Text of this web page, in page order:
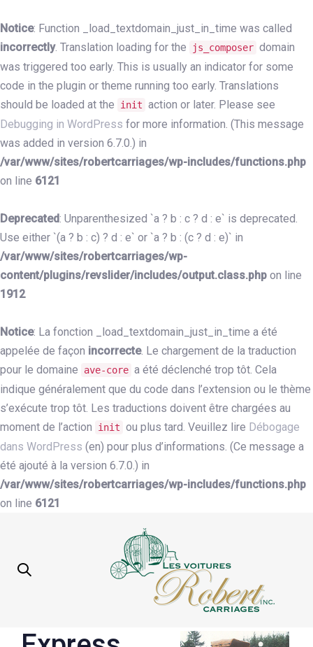
Notice: Function _load_textdomain_just_in_time was called
incorrectly. Translation loading for the js_composer domain
was triggered too early. This is usually an indicator for some
code in the plugin or theme running too early. Translations
should be loaded at the
init action or later. Please see
Debugging in WordPress for more information. (This message
was added in version 6.7.0.) in
/var/www/sites/robertcarriages/wp-includes/functions.php
on line 6121
Deprecated: Unparenthesized `a ? b : c ? d : e` is deprecated.
Use either `(a ? b : c) ? d : e` or `a ? b : (c ? d : e)` in
/var/www/sites/robertcarriages/wp-
content/plugins/revslider/includes/output.class.php on line
1912
Notice: La fonction _load_textdomain_just_in_time a été
appelée de façon incorrecte. Le chargement de la traduction
pour le domaine
ave-core a été déclenché trop tôt. Cela
indique généralement que du code dans l’extension ou le thème
s’exécute trop tôt. Les traductions doivent être chargées au
moment de l’action
init ou plus tard. Veuillez lire Débogage
dans WordPress (en) pour plus d’informations. (Ce message a
été ajouté à la version 6.7.0.) in
/var/www/sites/robertcarriages/wp-includes/functions.php
on line 6121
links
to
primary
navigation
Skip
to
content